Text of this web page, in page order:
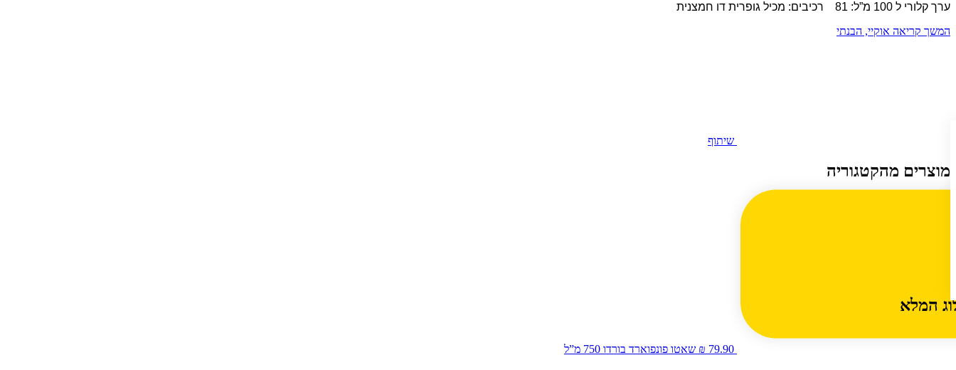
המלא
ערך קלורי ל 100 מ”ל: 81 רכיבים: מכיל גופרית דו חמצנית
המשך קריאה אוקיי, הבנתי
שיתוף
מוצרים מהקטגוריה
79.90 ₪ שאטו פונפוארד בורדו 750 מ”ל